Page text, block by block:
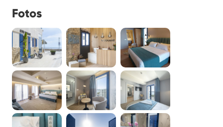
Fotos